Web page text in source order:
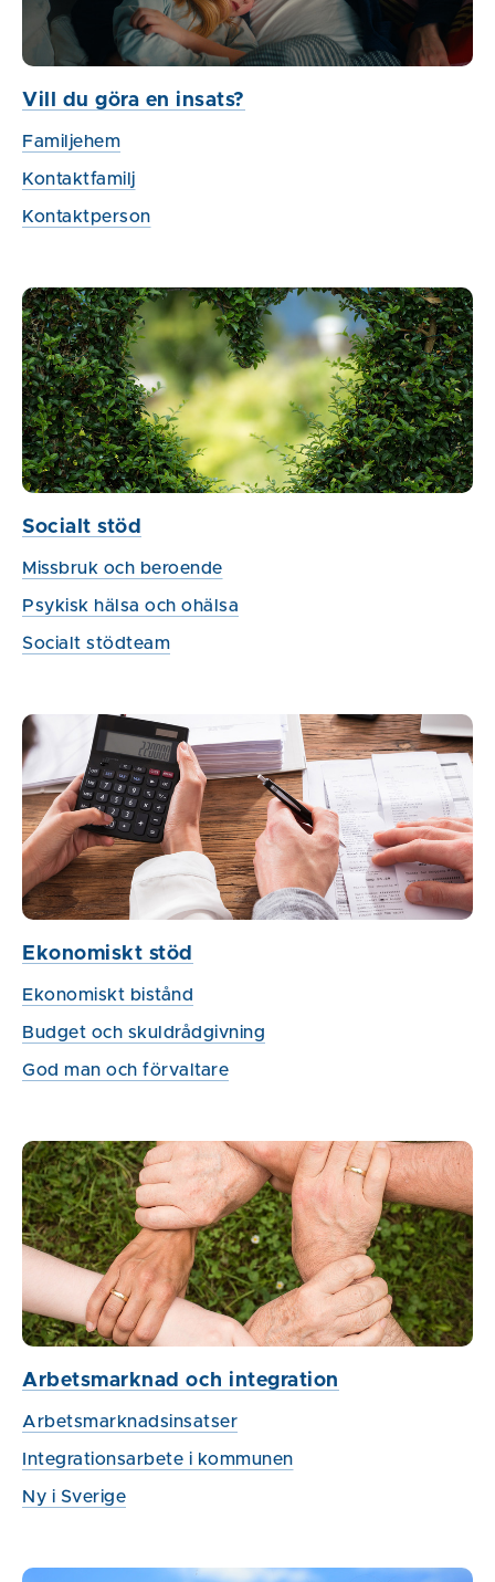
Vill du göra en insats?
Familjehem
Kontaktfamilj
Kontaktperson
Socialt stöd
Missbruk och beroende
Psykisk hälsa och ohälsa
Socialt stödteam
Ekonomiskt stöd
Ekonomiskt bistånd
Budget och skuldrådgivning
God man och förvaltare
Arbetsmarknad och integration
Arbetsmarknadsinsatser
Integrationsarbete i kommunen
Ny i Sverige